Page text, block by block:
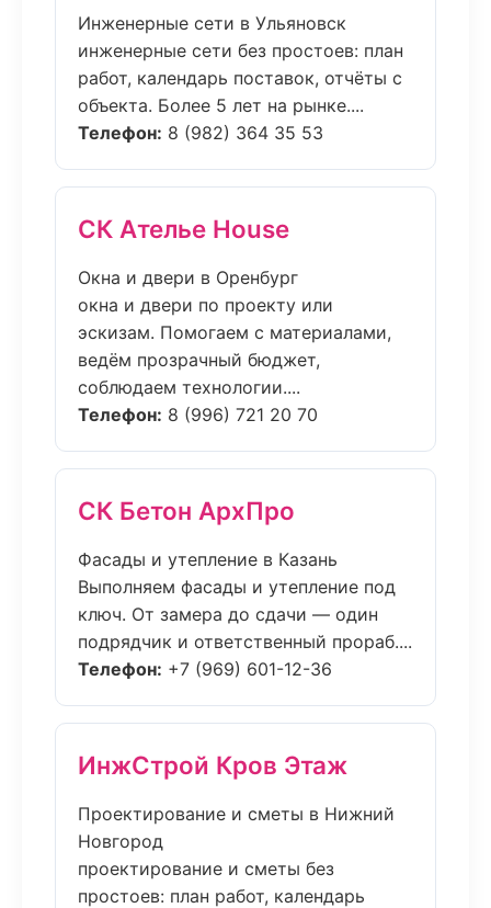
Инженерные сети в Ульяновск
инженерные сети без простоев: план
работ, календарь поставок, отчёты с
объекта. Более 5 лет на рынке....
Телефон: 8 (982) 364 35 53
СК Ателье House
Окна и двери в Оренбург
окна и двери по проекту или
эскизам. Помогаем с материалами,
ведём прозрачный бюджет,
соблюдаем технологии....
Телефон: 8 (996) 721 20 70
СК Бетон АрхПро
Фасады и утепление в Казань
Выполняем фасады и утепление под
ключ. От замера до сдачи — один
подрядчик и ответственный прораб....
Телефон: +7 (969) 601-12-36
ИнжСтрой Кров Этаж
Проектирование и сметы в Нижний
Новгород
проектирование и сметы без
простоев: план работ, календарь